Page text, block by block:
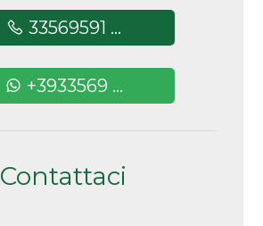
33569591 ...
+3933569 ...
Contattaci